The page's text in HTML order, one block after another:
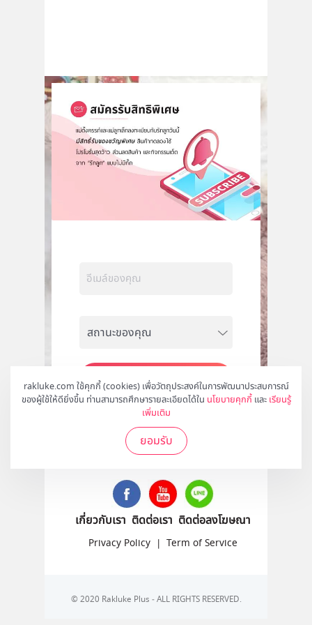
rakluke.com ใช้คุกกี้ (cookies) เพื่อวัตถุประสงค์ในการพัฒนาประสบการณ์
ของผู้ใช้ให้ดียิ่งขึ้น ท่านสามารถศึกษารายละเอียดได้ใน นโยบายคุกกี้ และ เรียนรู้
เพิ่มเติม
ยอมรับ
สมัคร
ติดตามเราได้ที่
เกี่ยวกับเรา ติดต่อเรา ติดต่อลงโฆษณา
Privacy Policy | Term of Service
© 2020 Rakluke Plus - ALL RIGHTS RESERVED.